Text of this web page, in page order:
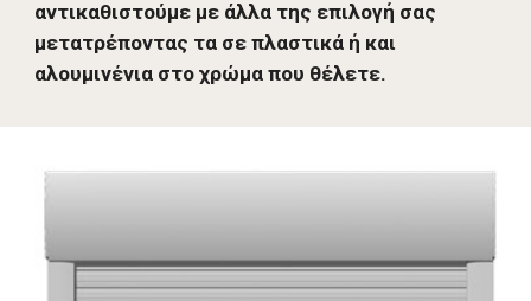
αντικαθιστούμε με άλλα της επιλογή σας
μετατρέποντας τα σε πλαστικά ή και
αλουμινένια στο χρώμα που θέλετε.